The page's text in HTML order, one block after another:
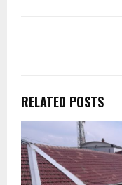
RELATED POSTS